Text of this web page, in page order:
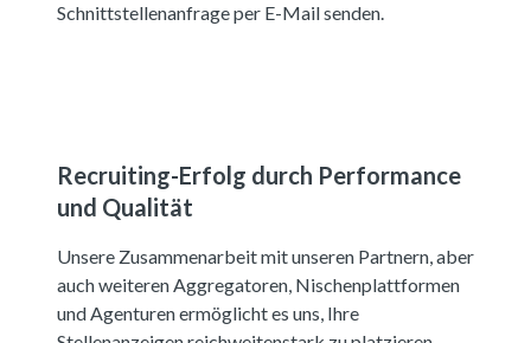
Schnittstellenanfrage per E-Mail senden.
Recruiting-Erfolg durch Performance
und Qualität
Unsere Zusammenarbeit mit unseren Partnern, aber
auch weiteren Aggregatoren, Nischenplattformen
und Agenturen ermöglicht es uns, Ihre